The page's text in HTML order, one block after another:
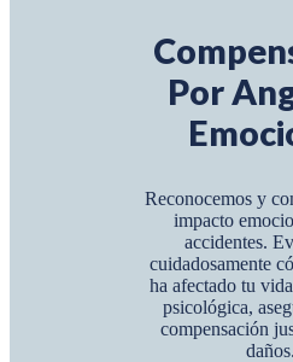
Por
Reconocemos y
impacto
accidentes.
cuidadosamente
ha afectado tu
psicológica,
compensación
daños.